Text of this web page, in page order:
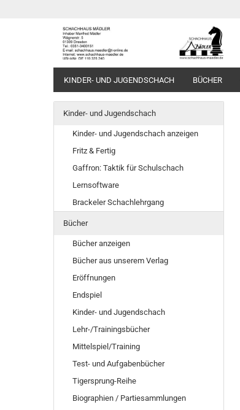
KINDER- UND JUGENDSCHACH BÜCHER
Kinder- und Jugendschach
Kinder- und Jugendschach anzeigen
Fritz & Fertig
Gaffron: Taktik für Schulschach
Lernsoftware
Brackeler Schachlehrgang
Bücher
Bücher anzeigen
Bücher aus unserem Verlag
Eröffnungen
Endspiel
Kinder- und Jugendschach
Lehr-/Trainingsbücher
Mittelspiel/Training
Test- und Aufgabenbücher
Tigersprung-Reihe
Biographien / Partiesammlungen